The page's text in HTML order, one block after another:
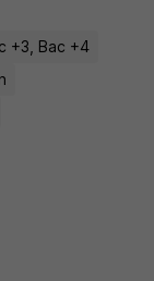
+3, Bac +4